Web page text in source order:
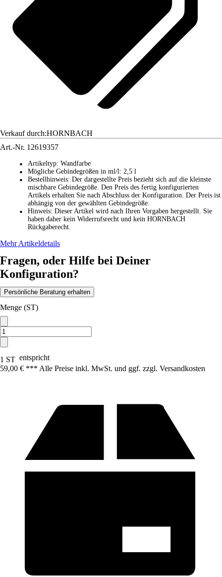
Verkauf durch:HORNBACH
Art.-Nr. 12619357
■ Artikeltyp: Wandfarbe
■ Mögliche Gebindegrößen in ml/l: 2,5 l
■ Bestellhinweis: Der dargestellte Preis bezieht sich auf die kleinste
mischbare Gebindegröße. Den Preis des fertig konfigurierten
Artikels erhalten Sie nach Abschluss der Konfiguration. Der Preis ist
abhängig von der gewählten Gebindegröße.
■ Hinweis: Dieser Artikel wird nach Ihren Vorgaben hergestellt. Sie
haben daher kein Widerrufsrecht und kein HORNBACH
Rückgaberecht.
Mehr Artikeldetails
Fragen, oder Hilfe bei Deiner
Konfiguration?
Persönliche Beratung erhalten
Menge (ST)
1 ST entspricht
59,00 € *** Alle Preise inkl. MwSt. und ggf. zzgl. Versandkosten